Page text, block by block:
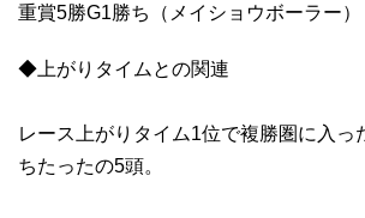
重賞5勝G1勝ち（メイショウボーラー）
◆上がりタイムとの関連
レース上がりタイム1位で複勝圏に入っ
ちたったの5頭。